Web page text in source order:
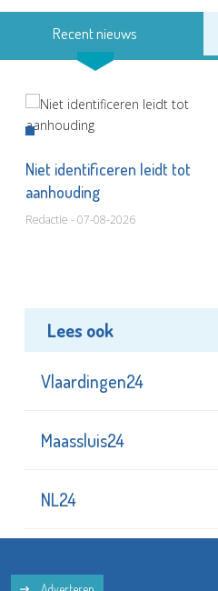
Recent nieuws
Niet identificeren leidt tot
aanhouding
Redactie - 07-08-2026
Lees ook
Vlaardingen24
Maassluis24
NL24